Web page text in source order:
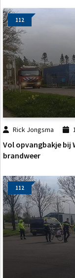
112
Rick Jongsma
Vol opvangbakje bij
brandweer
112